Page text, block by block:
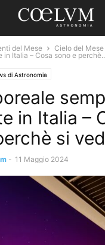
del Mese Cielo del Mese
in Italia – Cosa sono e
di Astronomia
in Italia –
si
- 11 Maggio 2024